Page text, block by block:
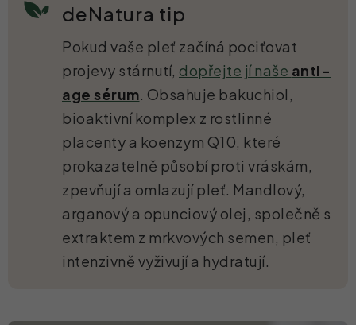
deNatura tip
Pokud vaše pleť začíná pociťovat
projevy stárnutí, dopřejte jí naše anti-
age sérum . Obsahuje bakuchiol,
bioaktivní komplex z rostlinné
placenty a koenzym Q10, které
prokazatelně působí proti vráskám,
zpevňují a omlazují pleť. Mandlový,
arganový a opunciový olej, společně s
extraktem z mrkvových semen, pleť
intenzivně vyživují a hydratují.